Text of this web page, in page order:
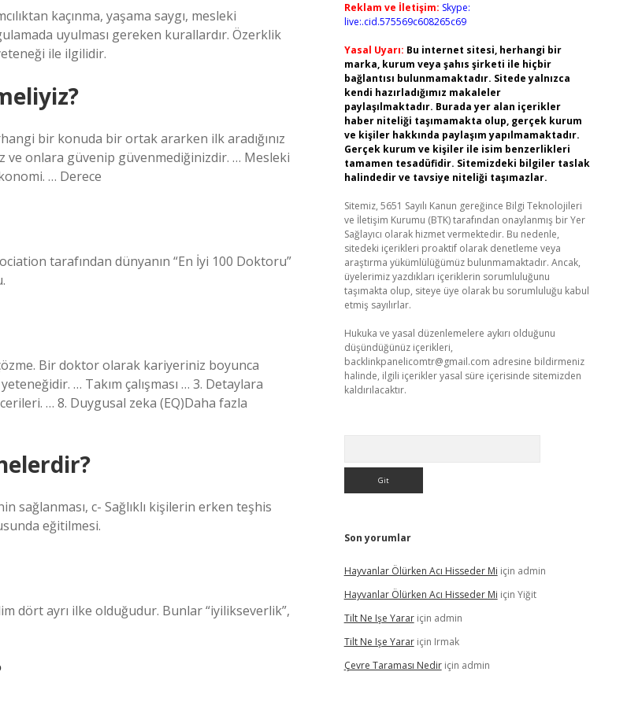
kaçınma, yaşama saygı, mesleki
uyulması gereken kurallardır. Özerklik
ile ilgilidir.
bir konuda bir ortak ararken ilk aradığınız
ve onlara güvenip güvenmediğinizdir. … Mesleki
… Derece
tarafından dünyanın “En İyi 100 Doktoru”
Bir doktor olarak kariyeriniz boyunca
… Takım çalışması … 3. Detaylara
… 8. Duygusal zeka (EQ)Daha fazla
sağlanması, c- Sağlıklı kişilerin erken teşhis
eğitilmesi.
dört ayrı ilke olduğudur. Bunlar “iyilikseverlik”,
Reklam ve İletişim: Skype:
live:.cid.575569c608265c69
Yasal Uyarı: Bu internet sitesi, herhangi bir
marka, kurum veya şahıs şirketi ile hiçbir
bağlantısı bulunmamaktadır. Sitede yalnızca
kendi hazırladığımız makaleler
paylaşılmaktadır. Burada yer alan içerikler
haber niteliği taşımamakta olup, gerçek kurum
ve kişiler hakkında paylaşım yapılmamaktadır.
Gerçek kurum ve kişiler ile isim benzerlikleri
tamamen tesadüfidir. Sitemizdeki bilgiler taslak
halindedir ve tavsiye niteliği taşımazlar.
Sitemiz, 5651 Sayılı Kanun gereğince Bilgi Teknolojileri
ve İletişim Kurumu (BTK) tarafından onaylanmış bir Yer
Sağlayıcı olarak hizmet vermektedir. Bu nedenle,
sitedeki içerikleri proaktif olarak denetleme veya
araştırma yükümlülüğümüz bulunmamaktadır. Ancak,
üyelerimiz yazdıkları içeriklerin sorumluluğunu
taşımakta olup, siteye üye olarak bu sorumluluğu kabul
etmiş sayılırlar.
Hukuka ve yasal düzenlemelere aykırı olduğunu
düşündüğünüz içerikleri,
backlinkpanelicomtr@gmail.com adresine bildirmeniz
halinde, ilgili içerikler yasal süre içerisinde sitemizden
kaldırılacaktır.
Son yorumlar
Hayvanlar Ölürken Acı Hisseder Mi için admin
Hayvanlar Ölürken Acı Hisseder Mi için Yiğit
Tilt Ne Işe Yarariçin admin
Tilt Ne Işe Yarariçin Irmak
Çevre Taraması Nediriçin admin